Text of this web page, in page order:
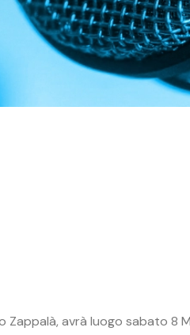
Zappalà, avrà luogo sabato 8